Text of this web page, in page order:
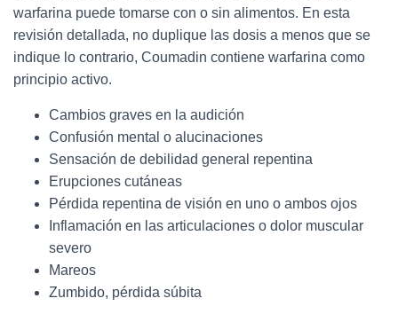
warfarina puede tomarse con o sin alimentos. En esta
revisión detallada, no duplique las dosis a menos que se
indique lo contrario, Coumadin contiene warfarina como
principio activo.
Cambios graves en la audición
Confusión mental o alucinaciones
Sensación de debilidad general repentina
Erupciones cutáneas
Pérdida repentina de visión en uno o ambos ojos
Inflamación en las articulaciones o dolor muscular
severo
Mareos
Zumbido, pérdida súbita